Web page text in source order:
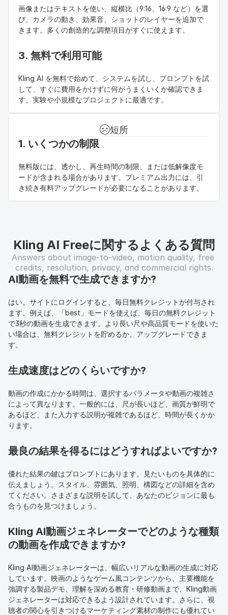
画像またはテキストを使い、縦横比（9:16、16:9 など）を選
び、カメラの動き、効果音、ショットのレイヤーを追加で
きます。多くの創造的な調整項目がすぐに使えます。
3. 無料で利用可能
Kling AI を無料で始めて、システムを試し、プロンプトを試
して、すぐに費用をかけずに何がうまくいくか確認できま
す。実験や小規模なプロジェクトに最適です。
短所
1. いくつかの制限
無料版には、透かし、再生時間の制限、または低解像度モ
ードが含まれる場合があります。プレミアム出力には、引
き続き有料アップグレードが必要になることがあります。
Kling AI Freeに関するよくある質問
Answers about image-to-video, motion quality, free
credits, resolution, privacy, and commercial rights.
AI動画を無料で生成できますか?
はい。サイトにログインすると、毎日無料クレジットが付与され
ます。例えば、「best」モードを使えば、毎日の無料クレジット
で3秒の動画を生成できます。より長い尺や高品質モードを使いた
い場合は、無料クレジットを貯めるか、アップグレードできま
す。
生成速度はどのくらいですか?
動画の作成にかかる時間は、選択するパラメータや動画の複雑さ
によって異なります。一般的には、尺が長いほど、画質が鮮明で
あるほど、また入力する説明が複雑であるほど、時間が長くかか
ります。
最良の結果を得るにはどうすればよいですか?
優れた結果の鍵はプロンプトにあります。見たいものを具体的に
伝えましょう。スタイル、雰囲気、照明、構図などの詳細を含め
てください。さまざまな説明を試して、あなたのビジョンに最も
合うものを見つけましょう。
Kling AI動画ジェネレーターでどのような種類
の動画を作成できますか?
Kling AI動画ジェネレーターは、幅広いリアルな動画の生成に対応
しています。映画のようなゲーム風コンテンツから、主要機能を
強調する製品デモ、理解を深める教育・研修動画まで、Kling動画
ジェネレーターは対応できるよう設計されています。さらに、視
聴者の関心を引きつけるマーケティング素材の制作にも優れてい